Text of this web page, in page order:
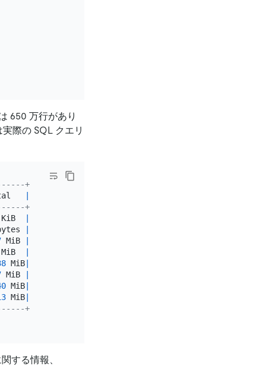
650 万行があり
際の SQL クエリ
+
+
MiB
MiB|
MiB
MiB|
MiB|
+
する情報、